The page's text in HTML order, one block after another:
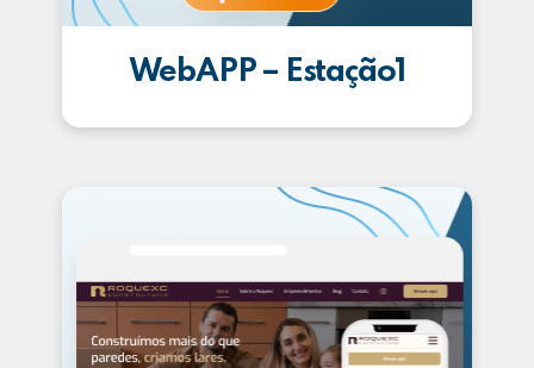
WebAPP – Estação1